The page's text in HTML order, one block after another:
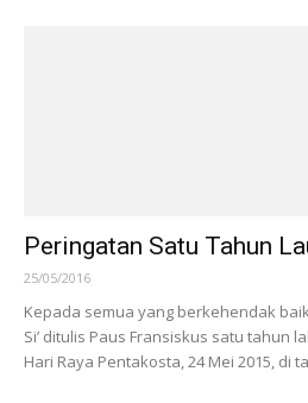
Peringatan Satu Tahun
25/05/2016
Kepada semua yang berkehendak
Si’ ditulis Paus Fransiskus satu tahun
Hari Raya Pentakosta, 24 Mei 2015, di